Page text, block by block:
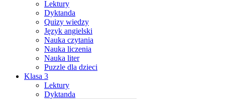
Lektury
Dyktanda
Quizy wiedzy
Język angielski
Nauka czytania
Nauka liczenia
Nauka liter
Puzzle dla dzieci
Klasa 3
Lektury
Dyktanda